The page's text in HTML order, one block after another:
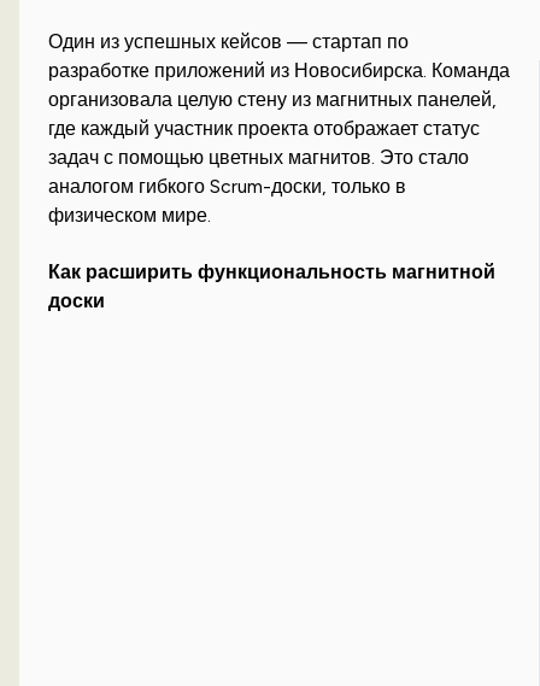
Один из успешных кейсов — стартап по
разработке приложений из Новосибирска. Команда
организовала целую стену из магнитных панелей,
где каждый участник проекта отображает статус
задач с помощью цветных магнитов. Это стало
аналогом гибкого Scrum-доски, только в
физическом мире.
Как расширить функциональность магнитной
доски